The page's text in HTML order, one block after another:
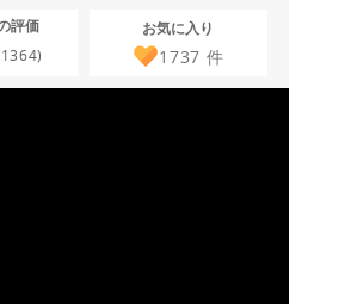
評価
お気に入り
1737 件